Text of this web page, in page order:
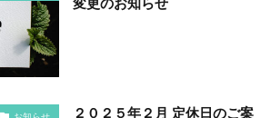
変更のお知らせ
２０２５年２月 定休日のご案